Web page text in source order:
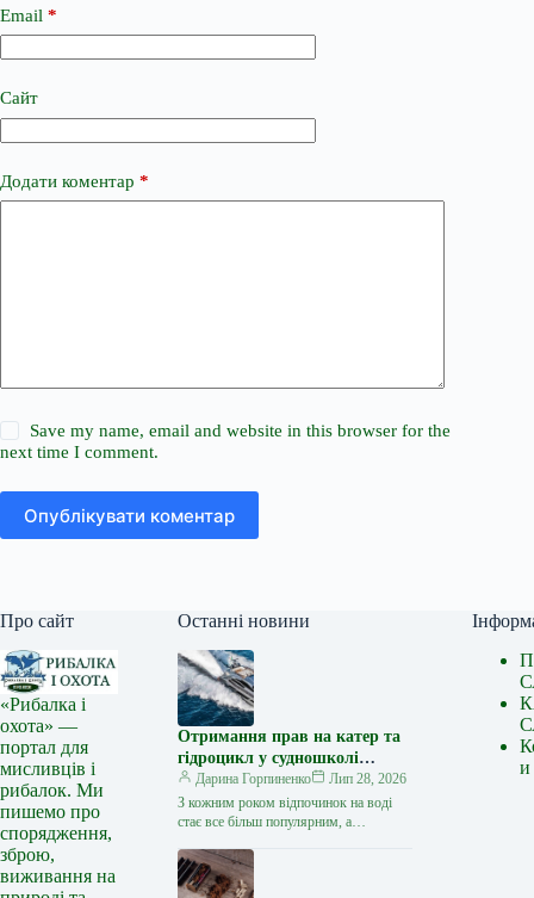
Email *
Сайт
Додати коментар *
Save my name, email and website in this browser for the
next time I comment.
Опублікувати коментар
Про сайт
«Рибалка і
охота» —
портал для
мисливців і
рибалок. Ми
пишемо про
спорядження,
зброю,
виживання на
Останні новини
Отримання прав на катер та
гідроцикл у судношколі
«Либідь-А»: від теорії до
іспиту
Дарина Горпиненко
Лип 28, 2026
З кожним роком відпочинок на воді
стає все більш популярним, а
чи гідроциклом відкриває нові
горизонти…
и